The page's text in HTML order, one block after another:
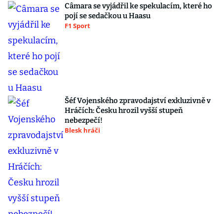
Câmara se vyjádřil ke spekulacím, které ho
pojí se sedačkou u Haasu
F1 Sport
Šéf Vojenského zpravodajství exkluzivně v
Hráčích: Česku hrozil vyšší stupeň
nebezpečí!
Blesk hráči